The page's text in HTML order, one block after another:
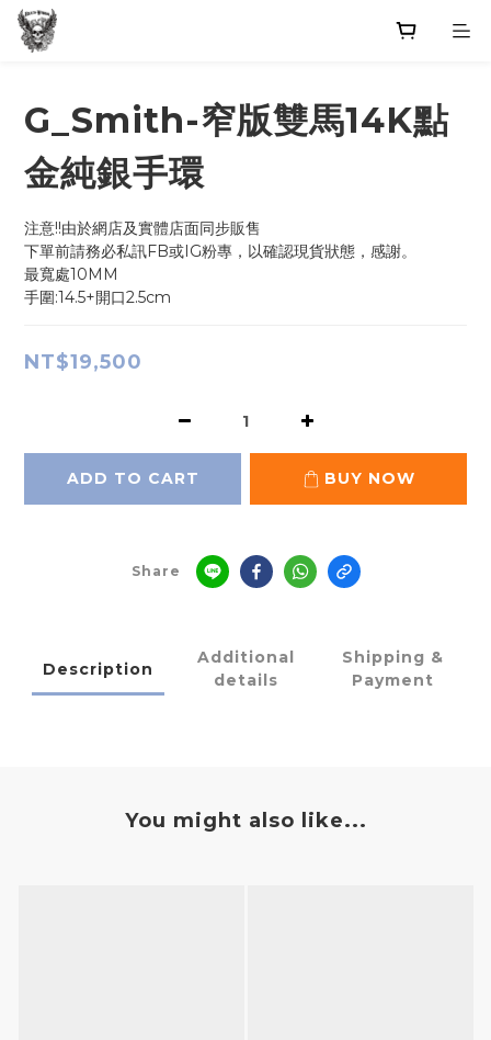
G_Smith-窄版雙馬14K點
金純銀手環
注意!!由於網店及實體店面同步販售
下單前請務必私訊FB或IG粉專，以確認現貨狀態，感謝。
最寬處10MM
手圍:14.5+開口2.5cm
NT$19,500
ADD TO CART BUY NOW
Share
Description
Additional
details
Shipping &
Payment
You might also like...